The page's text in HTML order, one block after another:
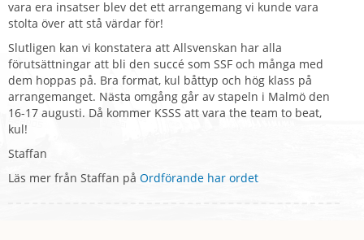
vara era insatser blev det ett arrangemang vi kunde vara
stolta över att stå värdar för!
Slutligen kan vi konstatera att Allsvenskan har alla
förutsättningar att bli den succé som SSF och många med
dem hoppas på. Bra format, kul båttyp och hög klass på
arrangemanget. Nästa omgång går av stapeln i Malmö den
16-17 augusti. Då kommer KSSS att vara the team to beat,
kul!
Staffan
Läs mer från Staffan på Ordförande har ordet